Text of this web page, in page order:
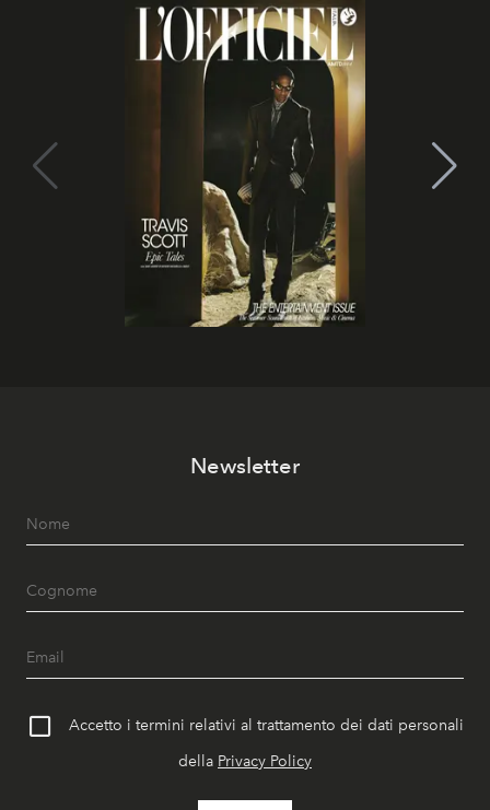
Newsletter
Accetto i termini relativi al trattamento dei dati personali
della Privacy Policy